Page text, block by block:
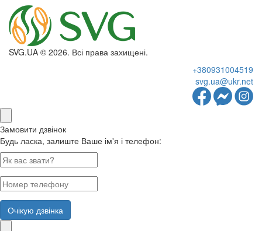
SVG.UA © 2026. Всі права захищені.
+380931004519
svg.ua@ukr.net
Замовити дзвінок
Будь ласка, залиште Ваше ім'я і телефон:
Очікую дзвінка